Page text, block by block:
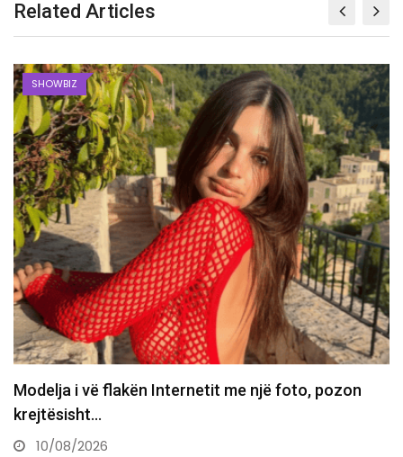
Related Articles
SHOWBIZ
Pas ndarjes nga Klodi, Alice rikthehet fuqishëm,
zbulon projektin që…
10/08/2026